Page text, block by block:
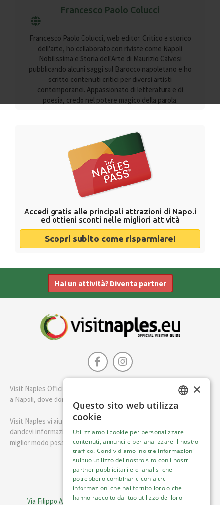
Francesco Paolo Colucci
Francesco Paolo Colucci, web editor. Critico e storico
dell'arte, ho collaborato con riviste come Napoli
Nobilissima e Storia dell'Arte di Maurizio Calvesi
pubblicando alcuni saggi sul Barocco napoletano e ho
scritto contenuti critici per diversi artisti
contemporanei. Appassionato di letteratura e di
poesia, credo nel potere magico della parola.
Accedi gratis alle principali attrazioni di Napoli
ed ottieni sconti nelle migliori attività
Scopri subito come risparmiare!
Hai un attività? Diventa partner
Visit Naples Official è la guida della città di Napoli. Scopri cosa fare
a Napoli, dove dormire e i migliori posti dove mangiare.
Visit Naples vi aiuterà a pianificare il vostro viaggio a Napoli
dandovi informazioni utili e consigli su come visitare Napoli nel
miglior modo possibile.
Italiano
Visit Italy Srl
Via Filippo Argelati, 10, 20143 Milano | P.IVA 08368951219
×
Questo sito web utilizza
cookie
Utilizziamo i cookie per personalizzare
contenuti, annunci e per analizzare il nostro
traffico. Condividiamo inoltre informazioni
sul tuo utilizzo del nostro sito con i nostri
partner pubblicitari e di analisi che
potrebbero combinarle con altre
informazioni che hai fornito loro o che
hanno raccolto dal tuo utilizzo dei loro